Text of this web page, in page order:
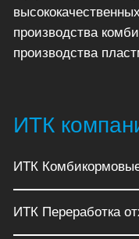
производства
производства
ИТК
ИТК
ИТК Переработка